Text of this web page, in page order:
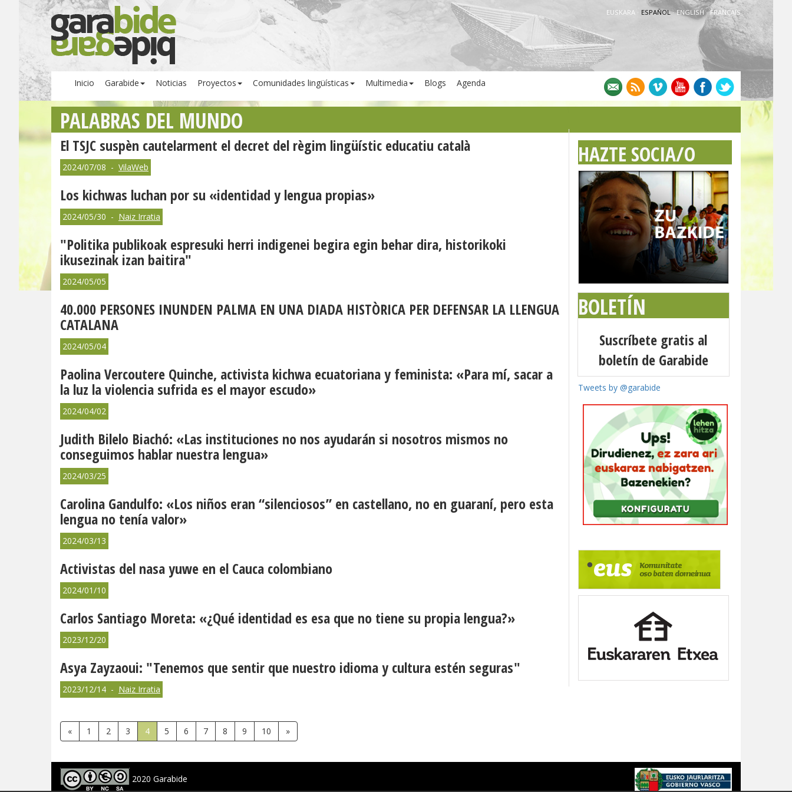
EUSKARA · ESPAÑOL· ENGLISH · FRANÇAIS
Inicio Garabide Noticias Proyectos Comunidades lingüísticas Multimedia Blogs Agenda
PALABRAS DEL MUNDO
El TSJC suspèn cautelarment el decret del règim lingüístic educatiu català
2024/07/08 - VilaWeb
Los kichwas luchan por su «identidad y lengua propias»
2024/05/30 - Naiz Irratia
"Politika publikoak espresuki herri indigenei begira egin behar dira, historikoki
ikusezinak izan baitira"
2024/05/05
40.000 PERSONES INUNDEN PALMA EN UNA DIADA HISTÒRICA PER DEFENSAR LA LLENGUA
CATALANA
2024/05/04
Paolina Vercoutere Quinche, activista kichwa ecuatoriana y feminista: «Para mí, sacar a
la luz la violencia sufrida es el mayor escudo»
2024/04/02
Judith Bilelo Biachó: «Las instituciones no nos ayudarán si nosotros mismos no
conseguimos hablar nuestra lengua»
2024/03/25
Carolina Gandulfo: «Los niños eran “silenciosos” en castellano, no en guaraní, pero esta
lengua no tenía valor»
2024/03/13
Activistas del nasa yuwe en el Cauca colombiano
2024/01/10
Carlos Santiago Moreta: «¿Qué identidad es esa que no tiene su propia lengua?»
2023/12/20
Asya Zayzaoui: "Tenemos que sentir que nuestro idioma y cultura estén seguras"
2023/12/14 - Naiz Irratia
« 1 2 3 4 5 6 7 8 9 10 »
HAZTE SOCIA/O
BOLETÍN
Suscríbete gratis al
boletín de Garabide
Tweets by @garabide
2020 Garabide